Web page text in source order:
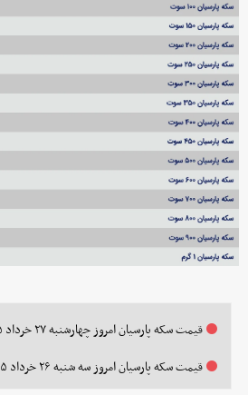
قیمت سکه پارسیان امروز چهارشنبه ۲۷ خرداد ۱۴۰۵
قیمت سکه پارسیان امروز سه شنبه ۲۶ خرداد ۱۴۰۵